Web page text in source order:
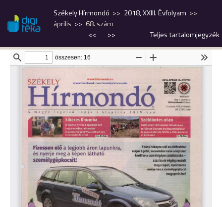
Székely Hírmondó
2018, XXIII. Évfolyam
április
68. szám
<<
>> Teljes tartalomjegyzék